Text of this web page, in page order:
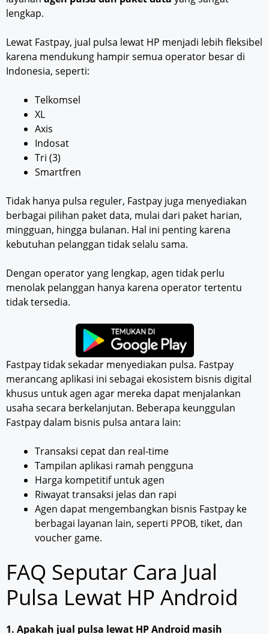
lengkap.
Lewat Fastpay, jual pulsa lewat HP menjadi lebih fleksibel
karena mendukung hampir semua operator besar di
Indonesia, seperti:
Telkomsel
XL
Axis
Indosat
Tri (3)
Smartfren
Tidak hanya pulsa reguler, Fastpay juga menyediakan
berbagai pilihan paket data, mulai dari paket harian,
mingguan, hingga bulanan. Hal ini penting karena
kebutuhan pelanggan tidak selalu sama.
Dengan operator yang lengkap, agen tidak perlu
menolak pelanggan hanya karena operator tertentu
tidak tersedia.
Fastpay tidak sekadar menyediakan pulsa. Fastpay
merancang aplikasi ini sebagai ekosistem bisnis digital
khusus untuk agen agar mereka dapat menjalankan
usaha secara berkelanjutan. Beberapa keunggulan
Fastpay dalam bisnis pulsa antara lain:
Transaksi cepat dan real-time
Tampilan aplikasi ramah pengguna
Harga kompetitif untuk agen
Riwayat transaksi jelas dan rapi
Agen dapat mengembangkan bisnis Fastpay ke
berbagai layanan lain, seperti PPOB, tiket, dan
voucher game.
FAQ Seputar Cara Jual
Pulsa Lewat HP Android
1. Apakah jual pulsa lewat HP Android masih